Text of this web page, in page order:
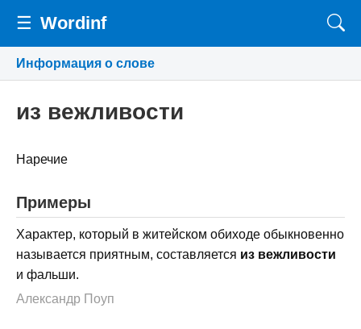
☰ Wordinf
Информация о слове
из вежливости
Наречие
Примеры
Характер, который в житейском обиходе обыкновенно
называется приятным, составляется из вежливости
и фальши.
Александр Поуп